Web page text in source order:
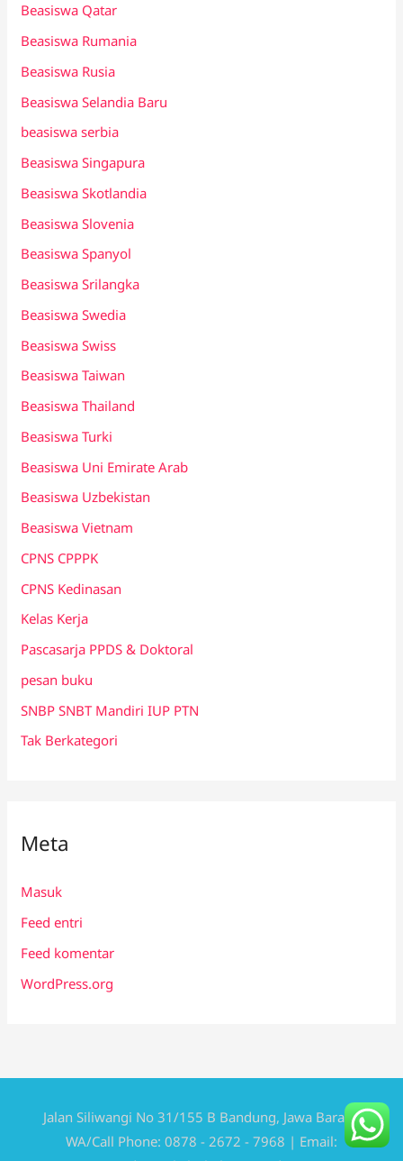
Beasiswa Qatar
Beasiswa Rumania
Beasiswa Rusia
Beasiswa Selandia Baru
beasiswa serbia
Beasiswa Singapura
Beasiswa Skotlandia
Beasiswa Slovenia
Beasiswa Spanyol
Beasiswa Srilangka
Beasiswa Swedia
Beasiswa Swiss
Beasiswa Taiwan
Beasiswa Thailand
Beasiswa Turki
Beasiswa Uni Emirate Arab
Beasiswa Uzbekistan
Beasiswa Vietnam
CPNS CPPPK
CPNS Kedinasan
Kelas Kerja
Pascasarja PPDS & Doktoral
pesan buku
SNBP SNBT Mandiri IUP PTN
Tak Berkategori
Meta
Masuk
Feed entri
Feed komentar
WordPress.org
Jalan Siliwangi No 31/155 B Bandung, Jawa Barat |
WA/Call Phone: 0878 - 2672 - 7968 | Email: